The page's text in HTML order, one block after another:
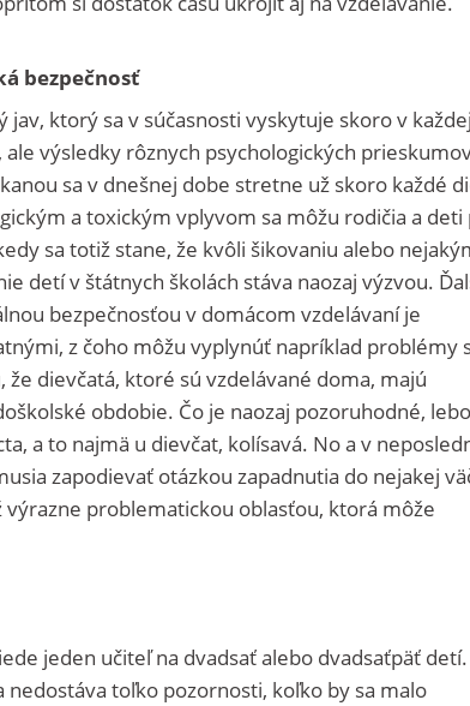
bezpečnosť
jav, ktorý sa v súčasnosti vyskytuje skoro v každej
výsledky rôznych psychologických
sa v dnešnej dobe stretne už skoro každé
a toxickým vplyvom sa môžu rodičia a deti
sa totiž stane, že kvôli šikovaniu alebo
detí v štátnych školách stáva naozaj výzvou.
bezpečnosťou v domácom vzdelávaní je
z čoho môžu vyplynúť napríklad problémy
dievčatá, ktoré sú vzdelávané doma, majú
obdobie. Čo je naozaj pozoruhodné, lebo
a to najmä u dievčat, kolísavá. No a v
zapodievať otázkou zapadnutia do nejakej
problematickou oblasťou, ktorá môže
jeden učiteľ na dvadsať alebo dvadsaťpäť detí.
nedostáva toľko pozornosti, koľko by sa malo